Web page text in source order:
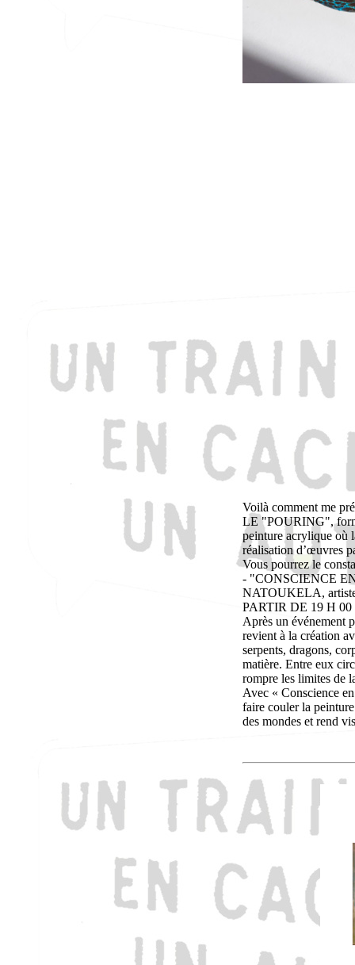
Voilà comment me
LE "POURING",
peinture acrylique où
réalisation d’œuvres
Vous pourrez le
- "CONSCIENCE
NATOUKELA,
PARTIR DE 19 H 00
Après un événement
revient à la création
serpents, dragons,
matière. Entre eux
rompre les limites de
Avec « Conscience
faire couler la
des mondes et rend